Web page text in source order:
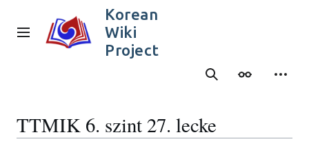
content
Main menu
Korean
Wiki
Project
SearchAppearance
TTMIK 6. szint 27. lecke